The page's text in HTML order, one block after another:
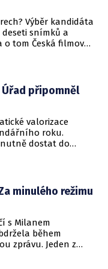
Výběr kandidáta
deseti snímků a
tom Česká filmová
připomněl
valorizace
roku.
dostat do
minulého režimu
s Milanem
během
zprávu. Jeden z